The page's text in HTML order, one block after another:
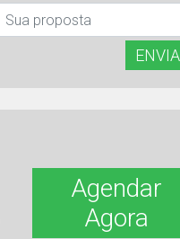
Agendar
Agora